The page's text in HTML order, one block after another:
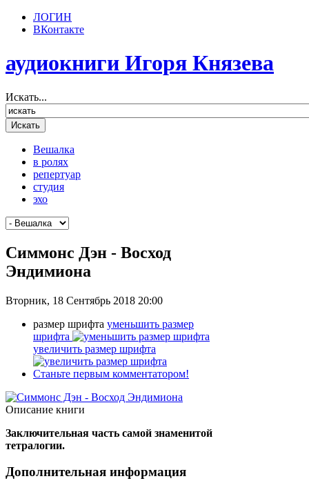
ЛОГИН
ВКонтакте
аудиокниги Игоря Князева
Искать...
Вешалка
в ролях
репертуар
студия
эхо
Симмонс Дэн - Восход
Эндимиона
Вторник, 18 Сентябрь 2018 20:00
размер шрифта уменьшить размер
шрифта
увеличить размер шрифта
Станьте первым комментатором!
Описание книги
Заключительная часть самой знаменитой
тетралогии.
Дополнительная информация